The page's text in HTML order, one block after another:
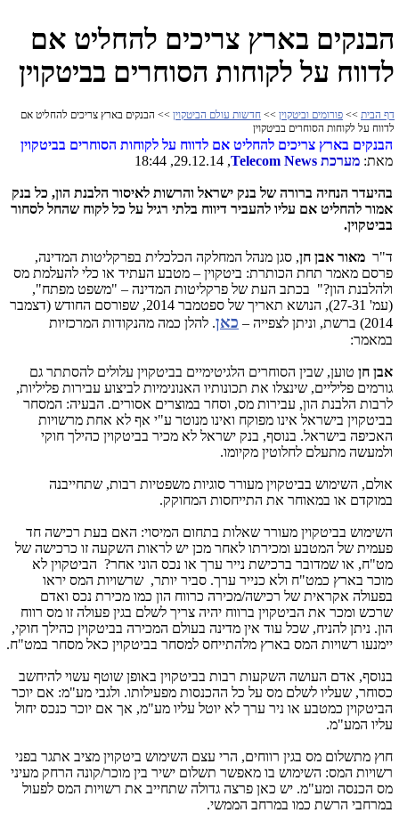
הבנקים בארץ צריכים להחליט אם
לדווח על לקוחות הסוחרים בביטקוין
דף הבית >> פורומים וביטקוין >> חדשות עולם הביטקוין >> הבנקים בארץ צריכים להחליט אם
לדווח על לקוחות הסוחרים בביטקוין
הבנקים בארץ צריכים להחליט אם לדווח על לקוחות הסוחרים בביטקוין
מאת: מערכת Telecom News
, 29.12.14, 18:44
בהיעדר הנחיה ברורה של בנק ישראל והרשות לאיסור הלבנת הון, כל בנק
אמור להחליט אם עליו להעביר דיווח בלתי רגיל על כל לקוח שהחל לסחור
בביטקוין.
ד"ר מאור אבן חן, סגן מנהל המחלקה הכלכלית בפרקליטות המדינה,
פרסם מאמר תחת הכותרת: ביטקוין – מטבע העתיד או כלי להעלמת מס
ולהלבנת הון?" בכתב העת של פרקליטות המדינה – "משפט מפתח",
(עמ' 27-31), הנושא תאריך של ספטמבר 2014, שפורסם החודש (דצמבר
2014) ברשת, וניתן לצפייה –
כאן. להלן כמה מהנקודות המרכזיות
במאמר:
אבן חן טוען, שבין הסוחרים הלגיטימיים בביטקוין עלולים להסתתר גם
גורמים פליליים, שינצלו את תכונותיו האנונימיות לביצוע עבירות פליליות,
לרבות הלבנת הון, עבירות מס, וסחר במוצרים אסורים. הבעיה: המסחר
בביטקוין בישראל אינו מפוקח ואינו מנוטר ע"י אף לא אחת מרשויות
האכיפה בישראל. בנוסף, בנק ישראל לא מכיר בביטקוין כהילך חוקי
ולמעשה מתעלם לחלוטין מקיומו.
אולם, השימוש בביטקוין מעורר סוגיות משפטיות רבות, שתחייבנה
במוקדם או במאוחר את התייחסות המחוקק.
השימוש בביטקוין מעורר שאלות בתחום המיסוי: האם בעת רכישה חד
פעמית של המטבע ומכירתו לאחר מכן יש לראות השקעה זו כרכישה של
מט"ח, או שמדובר ברכישת נייר ערך או נכס הוני אחר? הביטקוין לא
מוכר בארץ כמט"ח ולא כנייר ערך. סביר יותר, שרשויות המס יראו
בפעולה אקראית של רכישה/מכירה כרווח הון כמו מכירת נכס ואדם
שרכש ומכר את הביטקוין ברווח יהיה צריך לשלם בגין פעולה זו מס רווח
הון. ניתן להניח, שכל עוד אין מדינה בעולם המכירה בביטקוין כהילך חוקי,
יימנעו רשויות המס בארץ מלהתייחס למסחר בביטקוין כאל מסחר במט"ח.
בנוסף, אדם העושה השקעות רבות בביטקוין באופן שוטף עשוי להיחשב
כסוחר, שעליו לשלם מס על כל ההכנסות מפעילותו. ולגבי מע"מ: אם יוכר
הביטקוין כמטבע או ניר ערך לא יוטל עליו מע"מ, אך אם יוכר כנכס יחול
עליו המע"מ.
חוץ מתשלום מס בגין רווחים, הרי עצם השימוש ביטקוין מציב אתגר בפני
רשויות המס: השימוש בו מאפשר תשלום ישיר בין מוכר/קונה הרחק מעיני
מס הכנסה ומע"מ. יש כאן פרצה גדולה שתחייב את רשויות המס לפעול
במרחבי הרשת כמו במרחב הממשי.